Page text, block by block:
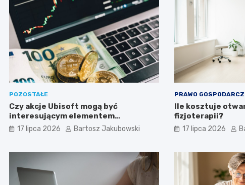
POZOSTAŁE
Czy akcje Ubisoft mogą być
interesującym elementem
długoterminowego portfela
inwestycyjnego?
17 lipca 2026 Bartosz Jakubowski
PRAWO
Ile kosztuje
fizjoterapii?
17 lipca 2026